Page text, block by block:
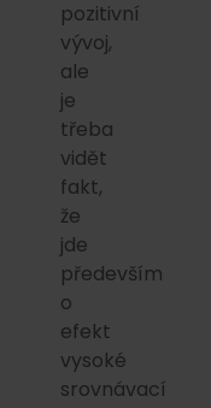
pozitivní
vývoj,
ale
je
třeba
vidět
fakt,
že
jde
především
o
efekt
vysoké
srovnávací